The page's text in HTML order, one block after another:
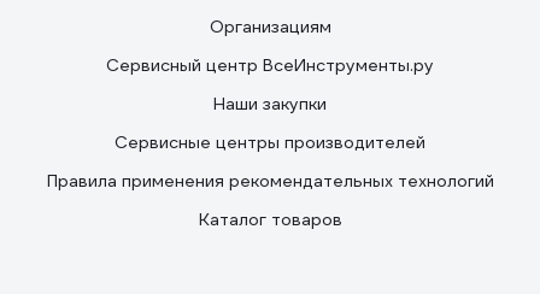
Организациям
Сервисный центр ВсеИнструменты.ру
Наши закупки
Сервисные центры производителей
Правила применения рекомендательных технологий
Каталог товаров